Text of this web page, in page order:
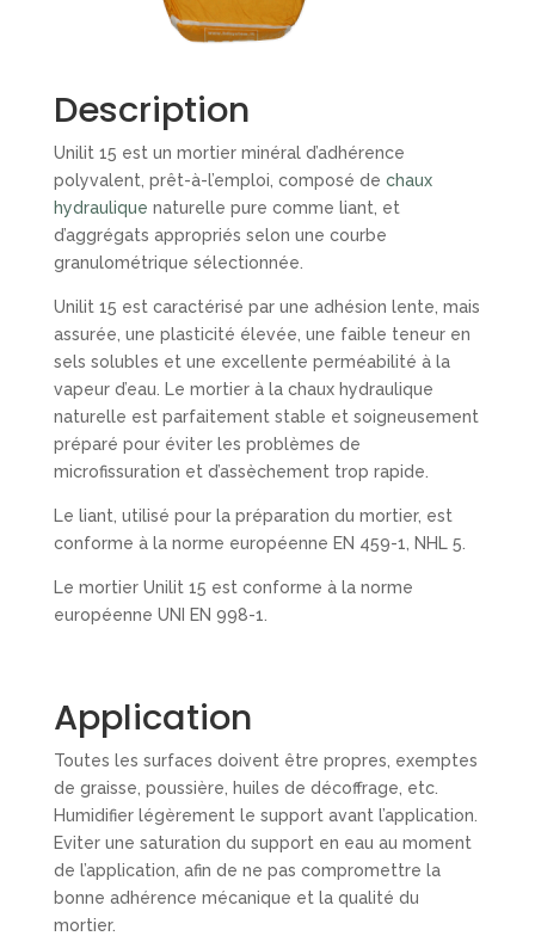
Description
Unilit 15 est un mortier minéral d’adhérence
polyvalent, prêt-à-l’emploi, composé de chaux
hydraulique naturelle pure comme liant, et
d’aggrégats appropriés selon une courbe
granulométrique sélectionnée.
Unilit 15 est caractérisé par une adhésion lente, mais
assurée, une plasticité élevée, une faible teneur en
sels solubles et une excellente perméabilité à la
vapeur d’eau. Le mortier à la chaux hydraulique
naturelle est parfaitement stable et soigneusement
préparé pour éviter les problèmes de
microfissuration et d’assèchement trop rapide.
Le liant, utilisé pour la préparation du mortier, est
conforme à la norme européenne EN 459-1, NHL 5.
Le mortier Unilit 15 est conforme à la norme
européenne UNI EN 998-1.
Application
Toutes les surfaces doivent être propres, exemptes
de graisse, poussière, huiles de décoffrage, etc.
Humidifier légèrement le support avant l’application.
Eviter une saturation du support en eau au moment
de l’application, afin de ne pas compromettre la
bonne adhérence mécanique et la qualité du
mortier.